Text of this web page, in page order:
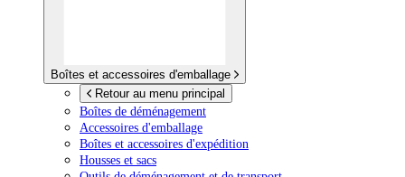
Boîtes et accessoires d'emballage
Retour au menu principal
Boîtes de déménagement
Accessoires d'emballage
Boîtes et accessoires d'expédition
Housses et sacs